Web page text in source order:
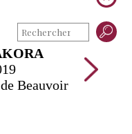
Beauvoir